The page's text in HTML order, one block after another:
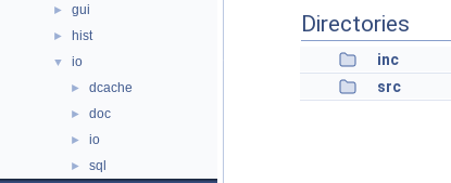
► gui
► hist
▼ io
► dcache
► doc
► io
► sql
Directories
inc
src